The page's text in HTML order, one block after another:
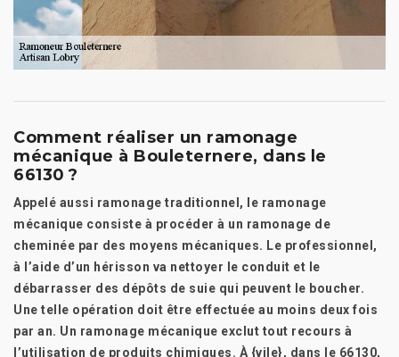
Comment réaliser un ramonage
mécanique à Bouleternere, dans le
66130 ?
Appelé aussi ramonage traditionnel, le ramonage
mécanique consiste à procéder à un ramonage de
cheminée par des moyens mécaniques. Le professionnel,
à l’aide d’un hérisson va nettoyer le conduit et le
débarrasser des dépôts de suie qui peuvent le boucher.
Une telle opération doit être effectuée au moins deux fois
par an. Un ramonage mécanique exclut tout recours à
l’utilisation de produits chimiques. À {vile}, dans le 66130,